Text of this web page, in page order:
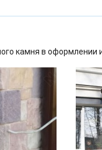
камня в оформлении